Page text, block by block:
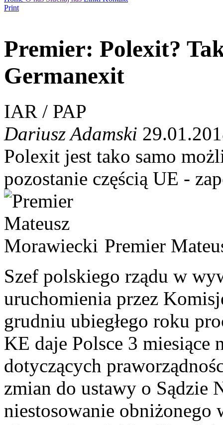
Print
Premier: Polexit?
Germanexit
IAR / PAP
Dariusz Adamski
Polexit jest tako samo
pozostanie częścią UE -
Premier
Szef polskiego rządu w
uruchomienia przez
grudniu ubiegłego roku
KE daje Polsce 3 miesiące
dotyczących
zmian do ustawy o Sądzie
niestosowanie obniżonego